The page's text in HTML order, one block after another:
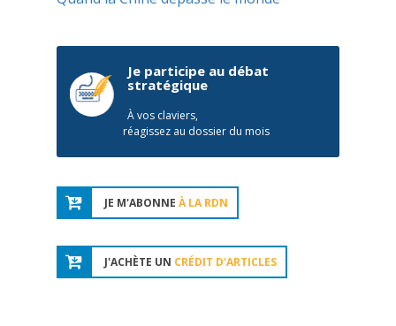
Je participe au débat
stratégique
À vos claviers,
réagissez au dossier du mois
JE M'ABONNE À LA RDN
J'ACHÈTE UN CRÉDIT D'ARTICLES